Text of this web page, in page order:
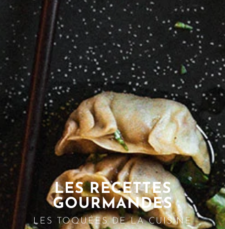
LES RECETTES
GOURMANDES
LES TOQUÉES DE LA CUISINE